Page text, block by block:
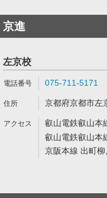
京進
左京校
075-711-5171
京都府京都市左
叡山電鉄叡山本
叡山電鉄叡山本
京阪本線 出町